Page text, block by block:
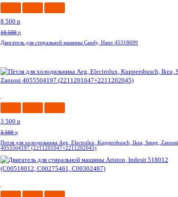
8 500 p
10 500 p
Двигатель для стиральной машины Candy, Haier 45318699
3 500 p
3 500 p
Петля для холодильника Aeg, Electrolux, Kuppersbusch, Ikea, Smeg, Zanussi
4055504197 (2211201047+2211202045)